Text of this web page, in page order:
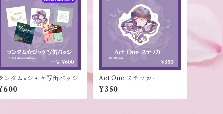
ンダム⭐︎ジャケ写缶バッジ Act One ステッカー
¥350